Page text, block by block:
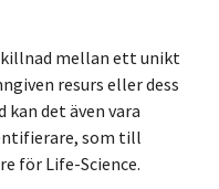
mellan ett unikt
resurs eller dess
det även vara
som till
för Life-Science.